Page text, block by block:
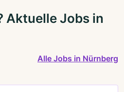
Aktuelle Jobs in
Alle Jobs in Nürnberg